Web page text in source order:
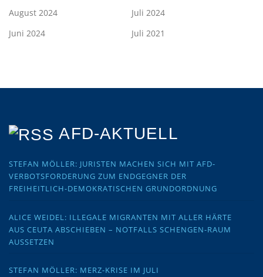
August 2024
Juli 2024
Juni 2024
Juli 2021
AFD-AKTUELL
STEFAN MÖLLER: JURISTEN MACHEN SICH MIT AFD-
VERBOTSFORDERUNG ZUM ENDGEGNER DER
FREIHEITLICH-DEMOKRATISCHEN GRUNDORDNUNG
ALICE WEIDEL: ILLEGALE MIGRANTEN MIT ALLER HÄRTE
AUS CEUTA ABSCHIEBEN – NOTFALLS SCHENGEN-RAUM
AUSSETZEN
STEFAN MÖLLER: MERZ-KRISE IM JULI